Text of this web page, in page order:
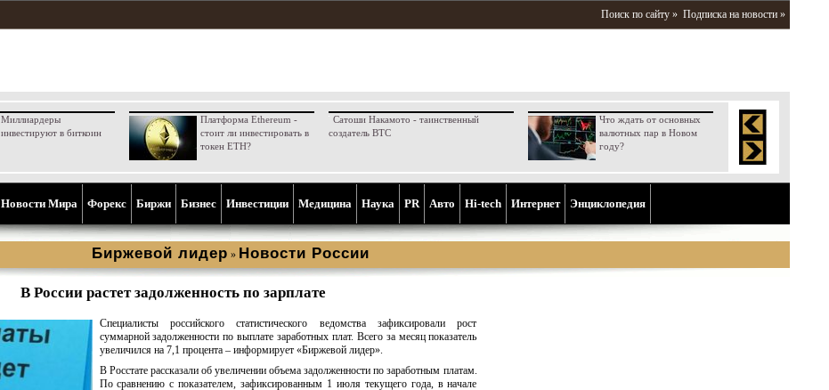
Поиск по сайту » Подписка на новости »
Миллиардеры
инвестируют в биткоин
Платформа Ethereum -
стоит ли инвестировать в
токен ETH?
Сатоши Накамото - таинственный
создатель BTC
Что ждать от основных
валютных пар в Новом
году?
Новости Мира Форекс Биржи Бизнес Инвестиции Медицина Наука PR Aвто Hi-tech Интернет Энциклопедия
Биржевой лидер » Новости России
В России растет задолженность по зарплате
Специалисты российского статистического ведомства зафиксировали рост
суммарной задолженности по выплате заработных плат. Всего за месяц показатель
увеличился на 7,1 процента – информирует «Биржевой лидер».
В Росстате рассказали об увеличении объема задолженности по заработным платам.
По сравнению с показателем, зафиксированным 1 июля текущего года, в начале